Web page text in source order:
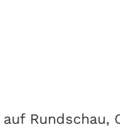
Rundschau,